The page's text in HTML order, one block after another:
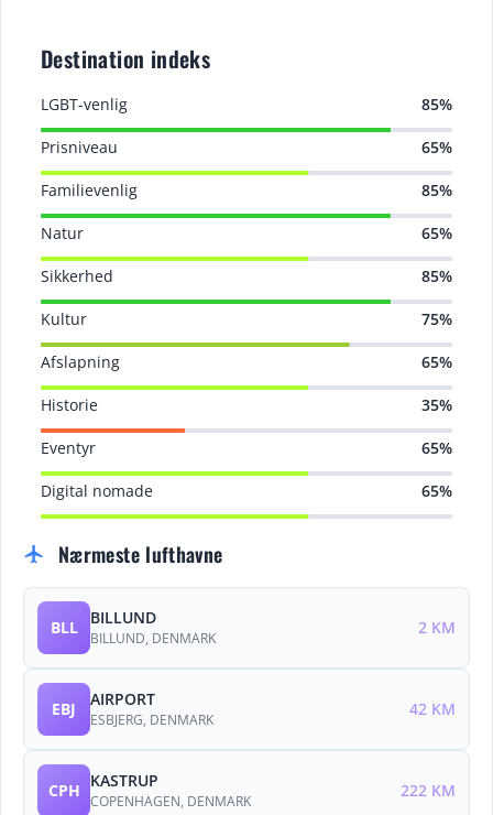
Destination indeks
LGBT-venlig 85%
Prisniveau 65%
Familievenlig 85%
Natur 65%
Sikkerhed 85%
Kultur 75%
Afslapning 65%
Historie 35%
Eventyr 65%
Digital nomade 65%
flight Nærmeste lufthavne
BLL BILLUND
BILLUND, DENMARK
2 KM
EBJ AIRPORT
ESBJERG, DENMARK
42 KM
CPH KASTRUP
COPENHAGEN, DENMARK
222 KM